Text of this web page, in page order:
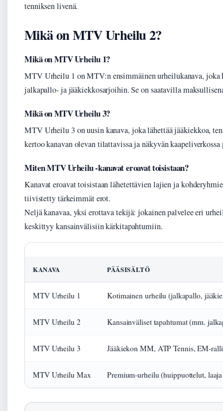
tenniksen livenä.
Mikä on MTV Urheilu 2?
Mikä on MTV Urheilu 1?
MTV Urheilu 1 on MTV:n ensimmäinen urheilukanava, joka
jalkapallo- ja jääkiekkosarjoihin. Se on saatavilla
Mikä on MTV Urheilu 3?
MTV Urheilu 3 on uusin kanava, joka lähettää jääkiekkoa,
kertoo kanavan olevan tilattavissa ja näkyvän
Miten MTV Urheilu -kanavat eroavat toisistaan?
Kanavat eroavat toisistaan lähetettävien lajien ja
tiivistetty tärkeimmät erot.
Neljä kanavaa, yksi erottava tekijä: jokainen palvelee eri
keskittyy kansainvälisiin kärkitapahtumiin.
KANAVA PÄÄSISÄLTÖ
MTV Urheilu 1 Kotimainen urheilu (jalkapallo,
MTV Urheilu 2 Kansainväliset tapahtumat (mm.
MTV Urheilu 3 Jääkiekon MM, ATP Tennis, EM-ralli
MTV Urheilu Max Premium-urheilu (huippuottelut,